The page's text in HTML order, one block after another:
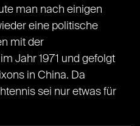
man nach einigen
eine politische
mit der
Jahr 1971 und gefolgt
in China. Da
sei nur etwas für